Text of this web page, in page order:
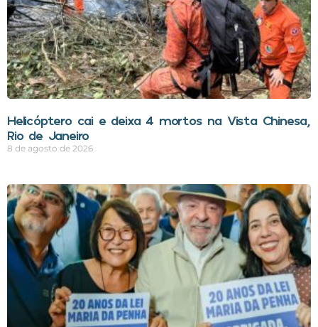
Helicóptero cai e deixa 4 mortos na Vista Chinesa,
Rio de Janeiro
8 de agosto de 2026